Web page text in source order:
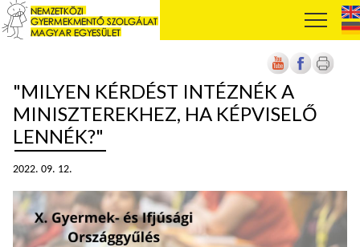
"MILYEN KÉRDÉST INTÉZNÉK A
MINISZTEREKHEZ, HA KÉPVISELŐ
LENNÉK?"
2022. 09. 12.